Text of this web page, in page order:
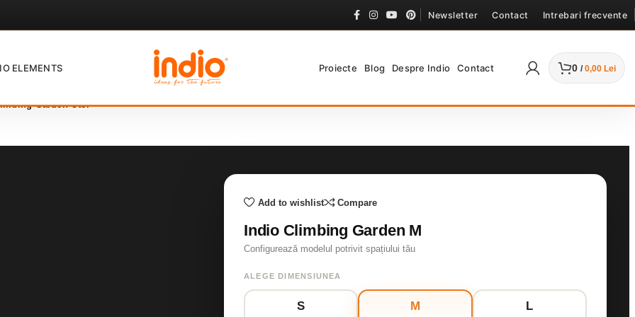
Newsletter Contact Intrebari frecvente
ELEMENTS Proiecte Blog Despre Indio Contact 0 / 0,00 Lei
Garden Otel
Add to wishlist Compare
Indio Climbing Garden M
Configurează modelul potrivit spațiului tău
ALEGE DIMENSIUNEA
S M L